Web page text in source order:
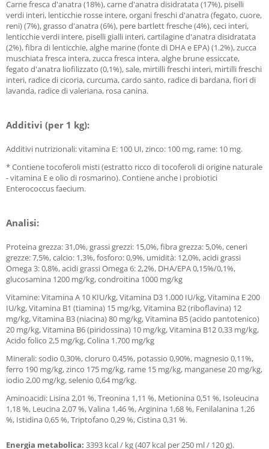
Carne fresca d'anatra (18%), carne d'anatra disidratata (17%), piselli
verdi interi, lenticchie rosse intere, organi freschi d'anatra (fegato, cuore,
reni) (7%), grasso d'anatra (6%), pere bartlett fresche (4%), ceci interi,
lenticchie verdi intere, piselli gialli interi, cartilagine d'anatra disidratata
(2%), fibra di lenticchie, alghe marine (fonte di DHA e EPA) (1.2%), zucca
muschiata fresca intera, zucca fresca intera, alghe brune essiccate,
fegato d'anatra liofilizzato (0,1%), sale, mirtilli freschi interi, mirtilli freschi
interi, radice di cicoria, curcuma, cardo santo, radice di bardana, fiori di
lavanda, radice di valeriana, rosa canina.
Additivi (per 1 kg):
Additivi nutrizionali: vitamina E: 100 UI, zinco: 100 mg, rame: 10 mg.
* Contiene tocoferoli misti (estratto ricco di tocoferoli di origine naturale
- vitamina E e olio di rosmarino). Contiene anche i probiotici
Enterococcus faecium.
Analisi:
Proteina grezza: 31,0%, grassi grezzi: 15,0%, fibra grezza: 5,0%, ceneri
grezze: 7,5%, calcio: 1,3%, fosforo: 0,9%, umidità: 12,0%, acidi grassi
Omega 3: 0,8%, acidi grassi Omega 6: 2,2%, DHA/EPA 0,15%/0,1%,
glucosamina 1200 mg/kg, condroitina 1000 mg/kg
Vitamine: Vitamina A 10 KIU/kg, Vitamina D3 1.000 IU/kg, Vitamina E 200
IU/kg, Vitamina B1 (tiamina) 15 mg/kg, Vitamina B2 (riboflavina) 12
mg/kg, Vitamina B3 (niacina) 80 mg/kg, Vitamina B5 (acido pantotenico)
20 mg/kg, Vitamina B6 (piridossina) 10 mg/kg, Vitamina B12 0,33 mg/kg,
Acido folico 2,5 mg/kg, Colina 1.700 mg/kg
Minerali: sodio 0,30%, cloruro 0,45%, potassio 0,90%, magnesio 0,11%,
ferro 190 mg/kg, zinco 175 mg/kg, rame 15 mg/kg, manganese 20 mg/kg,
iodio 2,00 mg/kg, selenio 0,64 mg/kg.
Aminoacidi: Lisina 2,01 %, Treonina 1,11 %, Metionina 0,51 %, Isoleucina
1,18 %, Leucina 2,07 %, Valina 1,46 %, Arginina 1,68 %, Fenilalanina 1,26
%, Istidina 0,65 %, Triptofano 0,29 %, Cistina 0,31 %.
Energia metabolica: 3393 kcal / kg (407 kcal per 250 ml / 120 g).